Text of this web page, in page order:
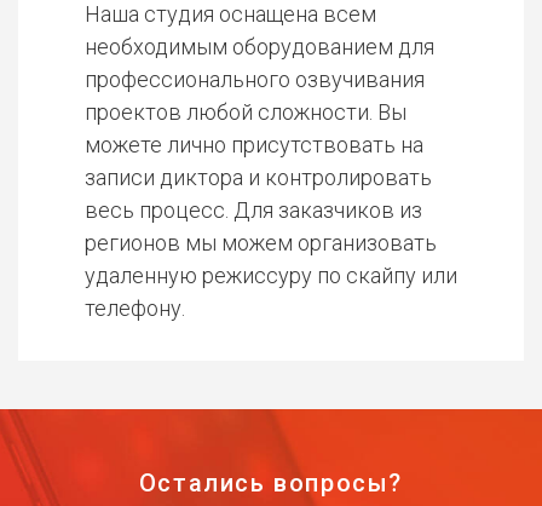
Наша студия оснащена всем
необходимым оборудованием для
профессионального озвучивания
проектов любой сложности. Вы
можете лично присутствовать на
записи диктора и контролировать
весь процесс. Для заказчиков из
регионов мы можем организовать
удаленную режиссуру по скайпу или
телефону.
Остались вопросы?